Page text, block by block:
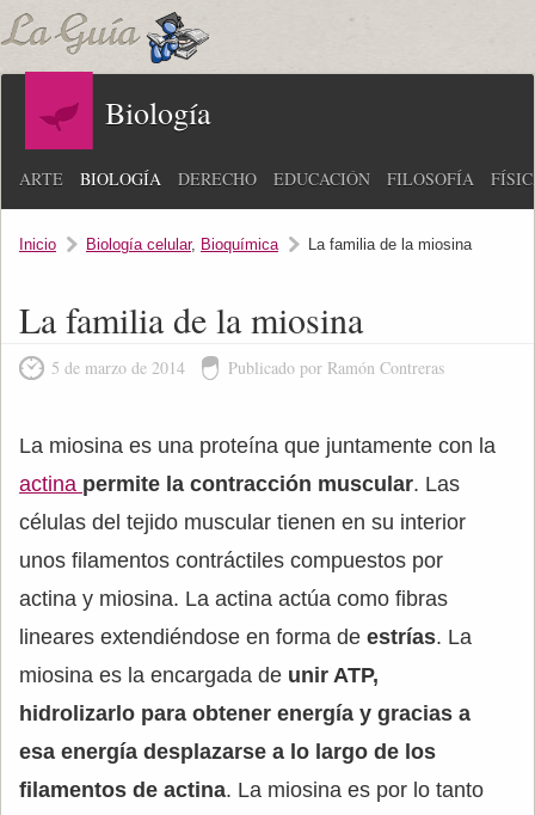
Biología
ARTE BIOLOGÍA DERECHO EDUCACIÓN FILOSOFÍA
Inicio Biología celular, Bioquímica La familia de la miosina
La familia de la miosina
5 de marzo de 2014 Publicado por Ramón Contreras
La miosina es una proteína que juntamente con la
actina permite la contracción muscular. Las
células del tejido muscular tienen en su interior
unos filamentos contráctiles compuestos por
actina y miosina. La actina actúa como fibras
lineares extendiéndose en forma de estrías. La
miosina es la encargada de unir ATP,
hidrolizarlo para obtener energía y gracias a
esa energía desplazarse a lo largo de los
filamentos de actina. La miosina es por lo tanto